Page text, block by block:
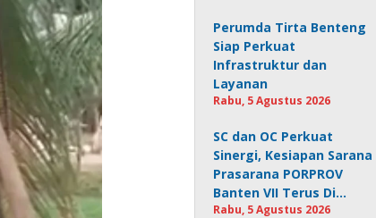
Perumda Tirta Benteng
Siap Perkuat
Infrastruktur dan
Layanan
Rabu, 5 Agustus 2026
SC dan OC Perkuat
Sinergi, Kesiapan Sarana
Prasarana PORPROV
Banten VII Terus Di…
Rabu, 5 Agustus 2026